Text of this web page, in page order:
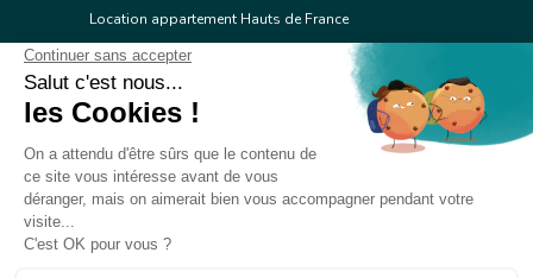
Location appartement Hauts de France
Location appartement Ile de France
Location appartement Centre Val de Loire
Location appartement Occitanie
Location appartement Pays de la Loire
Location appartement Provence Alpes Côte d'Azur
Location appartement Corse